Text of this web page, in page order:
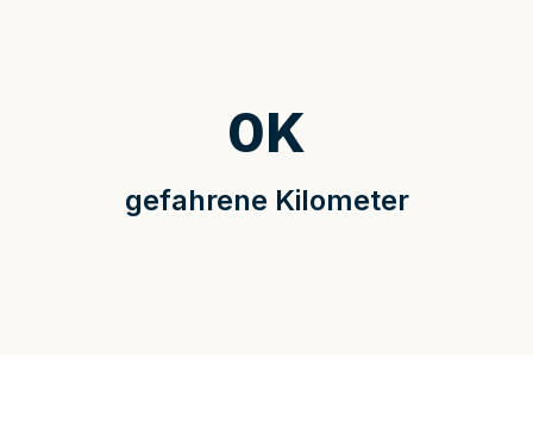
gefahrene Kilometer
0K